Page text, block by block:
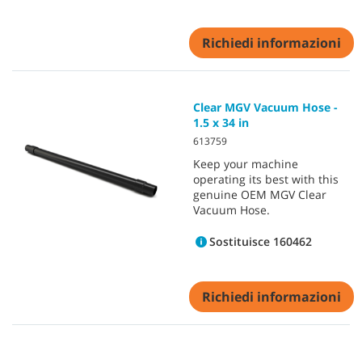
Richiedi informazioni
Clear MGV Vacuum Hose -
1.5 x 34 in
613759
Keep your machine
operating its best with this
genuine OEM MGV Clear
Vacuum Hose.
Sostituisce 160462
Richiedi informazioni